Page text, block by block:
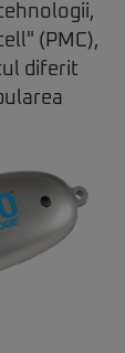
(PMC),
diferit